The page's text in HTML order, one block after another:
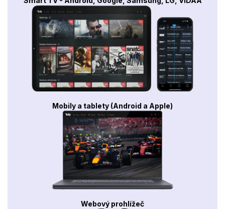
Mobily a tablety (Android a Apple)
Webový prohlížeč